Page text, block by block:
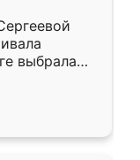
выбрала
потом
объяснил
с